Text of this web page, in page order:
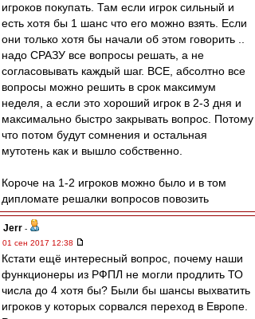
игроков покупать. Там если игрок сильный и
есть хотя бы 1 шанс что его можно взять. Если
они только хотя бы начали об этом говорить ..
надо СРАЗУ все вопросы решать, а не
согласовывать каждый шаг. ВСЕ, абсолтно все
вопросы можно решить в срок максимум
неделя, а если это хороший игрок в 2-3 дня и
максимально быстро закрывать вопрос. Потому
что потом будут сомнения и остальная
мутотень как и вышло собственно.
Короче на 1-2 игроков можно было и в том
дипломате решалки вопросов повозить
Jerr -
01 сен 2017 12:38
Кстати ещё интересный вопрос, почему наши
функционеры из РФПЛ не могли продлить ТО
числа до 4 хотя бы? Были бы шансы выхватить
игроков у которых сорвался переход в Европе.